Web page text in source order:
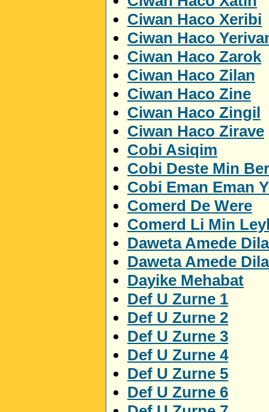
Ciwan Haco Xeribi
Ciwan Haco
Ciwan Haco Zarok
Ciwan Haco Zilan
Ciwan Haco Zine
Ciwan Haco Zingil
Ciwan Haco Zirave
Cobi Asiqim
Cobi Deste Min
Cobi Eman Eman
Comerd De Were
Comerd Li Min
Daweta Amede
Daweta Amede
Dayike Mehabat
Def U Zurne 1
Def U Zurne 2
Def U Zurne 3
Def U Zurne 4
Def U Zurne 5
Def U Zurne 6